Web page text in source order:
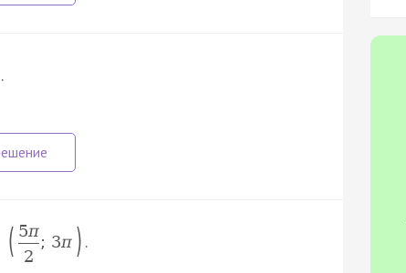
.
( 5π
2
; 3π ) .